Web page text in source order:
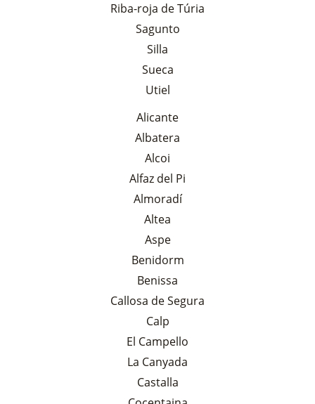
Riba-roja de Túria
Sagunto
Silla
Sueca
Utiel
Alicante
Albatera
Alcoi
Alfaz del Pi
Almoradí
Altea
Aspe
Benidorm
Benissa
Callosa de Segura
Calp
El Campello
La Canyada
Castalla